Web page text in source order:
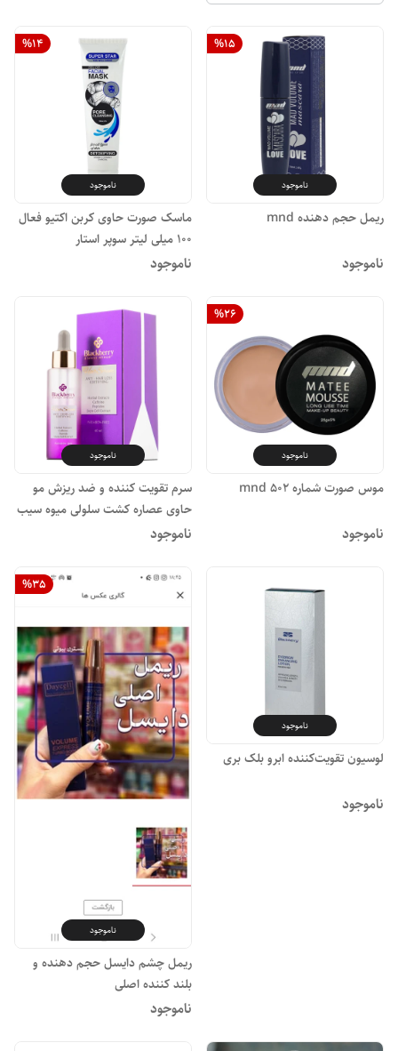
%15
ناموجود
ریمل حجم دهنده mnd
ناموجود
%14
ناموجود
ماسک صورت حاوی کربن اکتیو فعال
۱۰۰ میلی لیتر سوپر استار
ناموجود
%26
ناموجود
موس صورت شماره ۵۰۲ mnd
ناموجود
ناموجود
سرم تقویت کننده و ضد ریزش مو
حاوی عصاره کشت سلولی میوه سیب
۴۰ میلی بلک بری
ناموجود
ناموجود
لوسیون تقویت‌کننده ابرو بلک بری
ناموجود
%35
ناموجود
ریمل چشم دایسل حجم دهنده و
بلند کننده اصلی
ناموجود